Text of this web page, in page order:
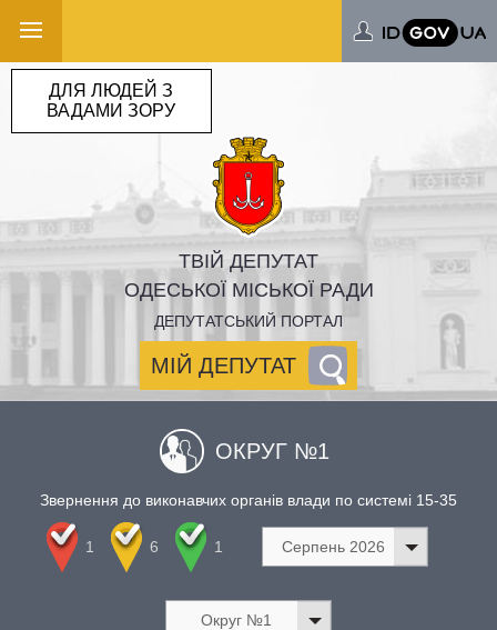
ТВІЙ ДЕПУТАТ
ОДЕСЬКОЇ МІСЬКОЇ РАДИ
ДЕПУТАТСЬКИЙ ПОРТАЛ
МІЙ ДЕПУТАТ
ДЛЯ ЛЮДЕЙ З
ВАДАМИ ЗОРУ
ОКРУГ №1
Звернення до виконавчих органів влади по системі 15-35
1 6 1 Серпень 2026
Округ №1